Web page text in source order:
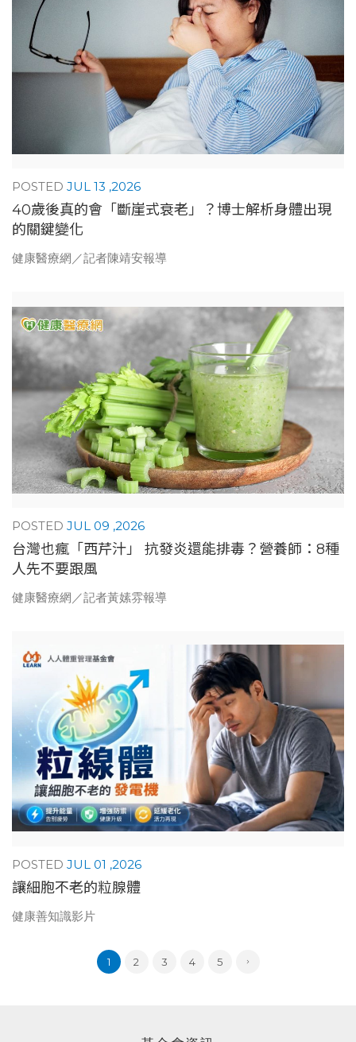
JUL 13 ,2026
40歲後真的會「斷崖式衰老」？博士解析身體出現
的關鍵變化
健康醫療網／記者陳靖安報導
JUL 09 ,2026
台灣也瘋「西芹汁」 抗發炎還能排毒？營養師：8種
人先不要跟風
健康醫療網／記者黃嫊雰報導
JUL 01 ,2026
讓細胞不老的粒腺體
健康善知識影片
1 2 3 4 5